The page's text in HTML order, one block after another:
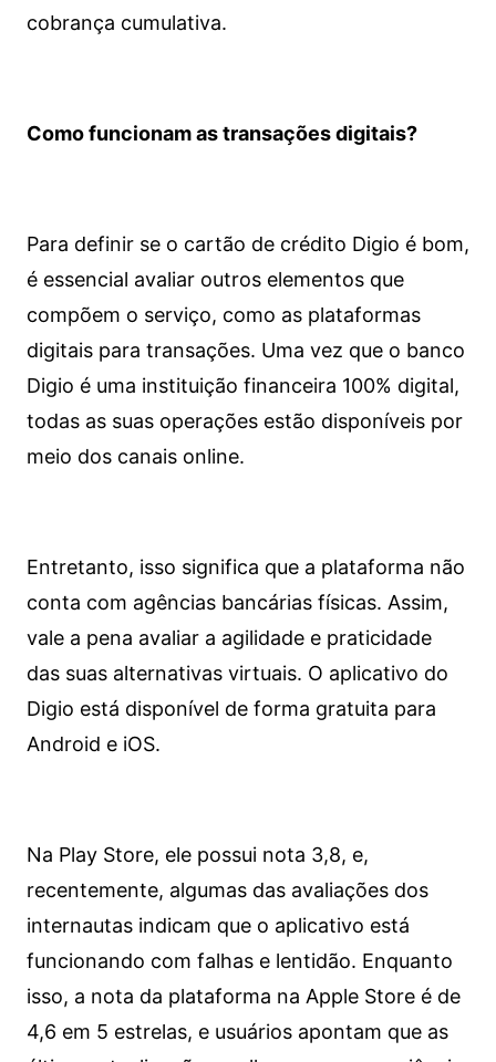
cobrança cumulativa.
Como funcionam as transações digitais?
Para definir se o cartão de crédito Digio é bom,
é essencial avaliar outros elementos que
compõem o serviço, como as plataformas
digitais para transações. Uma vez que o banco
Digio é uma instituição financeira 100% digital,
todas as suas operações estão disponíveis por
meio dos canais online.
Entretanto, isso significa que a plataforma não
conta com agências bancárias físicas. Assim,
vale a pena avaliar a agilidade e praticidade
das suas alternativas virtuais. O aplicativo do
Digio está disponível de forma gratuita para
Android e iOS.
Na Play Store, ele possui nota 3,8, e,
recentemente, algumas das avaliações dos
internautas indicam que o aplicativo está
funcionando com falhas e lentidão. Enquanto
isso, a nota da plataforma na Apple Store é de
4,6 em 5 estrelas, e usuários apontam que as